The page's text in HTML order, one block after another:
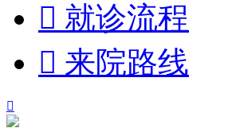
 就诊流程
 来院路线
